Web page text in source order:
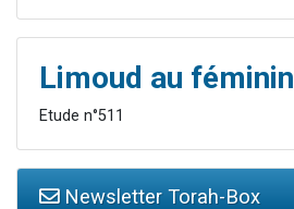
Limoud au féminin
Etude n°511
Newsletter Torah-Box